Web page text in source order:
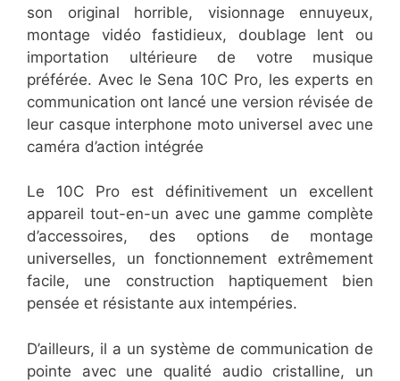
son original horrible, visionnage ennuyeux,
montage vidéo fastidieux, doublage lent ou
importation ultérieure de votre musique
préférée. Avec le Sena 10C Pro, les experts en
communication ont lancé une version révisée de
leur casque interphone moto universel avec une
caméra d’action intégrée
Le 10C Pro est définitivement un excellent
appareil tout-en-un avec une gamme complète
d’accessoires, des options de montage
universelles, un fonctionnement extrêmement
facile, une construction haptiquement bien
pensée et résistante aux intempéries.
D’ailleurs, il a un système de communication de
pointe avec une qualité audio cristalline, un